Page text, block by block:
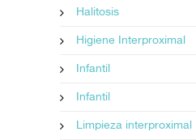
Halitosis
Higiene Interproximal
Infantil
Infantil
Limpieza interproximal